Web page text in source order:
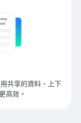
共享的資料、上下
高效。